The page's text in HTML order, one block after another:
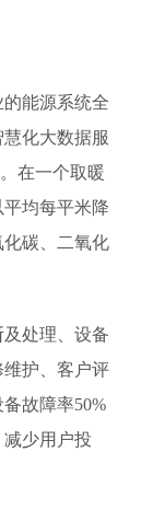
能源系统全
化大数据服
在一个取暖
均每平米降
碳、二氧化
处理、设备
护、客户评
故障率50%
少用户投